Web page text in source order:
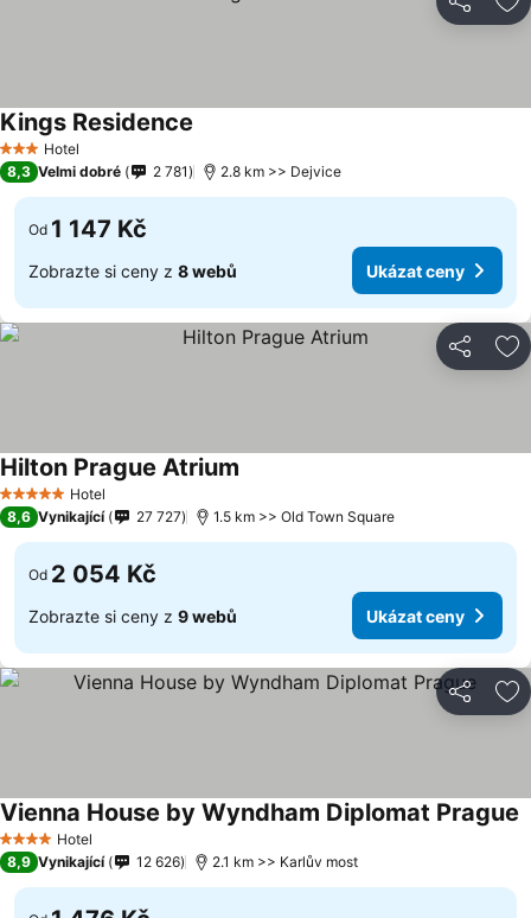
Sdílet
3 Počet hvězdiček
Hotel
Kings Residence
8,3 Velmi dobré 2 781 2.8 km >> Dejvice
Od 1 147 Kč
Zobrazte si ceny z 8 webů Ukázat ceny
Sdílet
5 Počet hvězdiček
Hotel
Hilton Prague Atrium
8,6 Vynikající 27 727 1.5 km >> Old Town Square
Od 2 054 Kč
Zobrazte si ceny z 9 webů Ukázat ceny
Sdílet
4 Počet hvězdiček
Hotel
Vienna House by Wyndham Diplomat Prague
8,9 Vynikající 12 626 2.1 km >> Karlův most